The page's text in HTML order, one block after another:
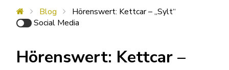
Blog
Hörenswert: Kettcar – „Sylt“
Social Media
Hörenswert: Kettcar –